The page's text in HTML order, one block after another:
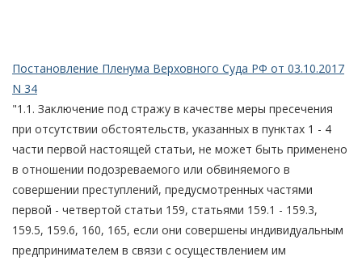
Постановление Пленума Верховного Суда РФ от 03.10.2017
N 34
"1.1. Заключение под стражу в качестве меры пресечения
при отсутствии обстоятельств, указанных в пунктах 1 - 4
части первой настоящей статьи, не может быть применено
в отношении подозреваемого или обвиняемого в
совершении преступлений, предусмотренных частями
первой - четвертой статьи 159, статьями 159.1 - 159.3,
159.5, 159.6, 160, 165, если они совершены индивидуальным
предпринимателем в связи с осуществлением им